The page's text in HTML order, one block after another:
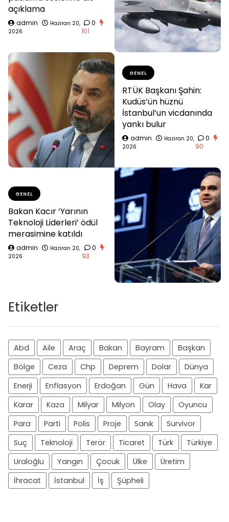
açıklama
admin
Haziran 20,
2026
0
101
GENEL
RTÜK Başkanı Şahin:
Kudüs’ün hüznü
İstanbul’un vicdanında
yankı bulur
admin
Haziran 20,
2026
0
90
GENEL
Bakan Kacır ‘Yarının
Teknoloji Liderleri’ ödül
merasimine katıldı
admin
Haziran 20,
2026
0
93
Etiketler
Abd Aile Araç Bakan Bayram
Başkan
Bölge
Ceza Chp Deprem Dolar
Dünya
Enerji
Enflasyon Erdoğan Gün Hava
Kar
Karar
Kaza Milyar Milyon Olay
Oyuncu
Para
Parti Polis Proje Sanık
Survivor
Suç
Teknoloji Terör Ticaret Türk
Türkiye
Uraloğlu
Yangın Çocuk Ülke
Üretim
İhracat
İstanbul İş Şüpheli